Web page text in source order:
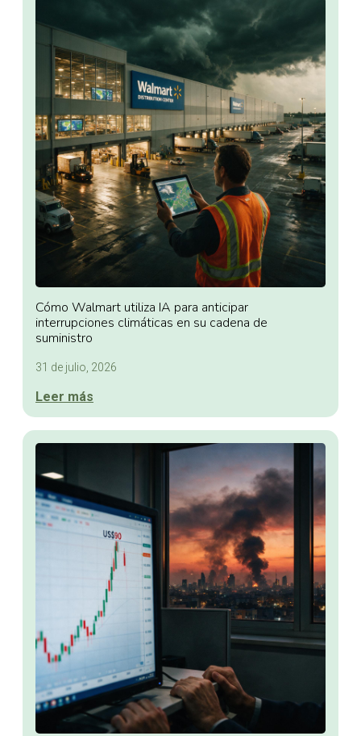
Cómo Walmart utiliza IA para anticipar
interrupciones climáticas en su cadena de
suministro
31 de julio, 2026
Leer más